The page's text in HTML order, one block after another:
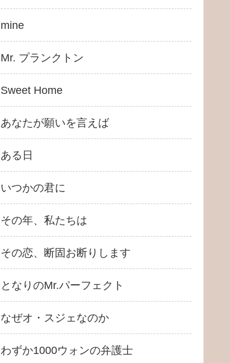
mine
Mr. プランクトン
Sweet Home
あなたが願いを言えば
ある日
いつかの君に
その年、私たちは
その恋、断固お断りします
となりのMr.パーフェクト
なぜオ・スジェなのか
わずか1000ウォンの弁護士